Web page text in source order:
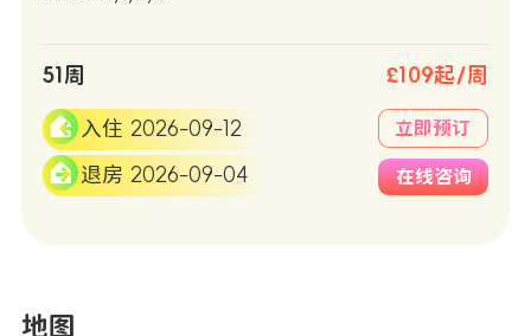
51周 £109起/周
入住 2026-09-12
退房 2026-09-04
立即预订
在线咨询
地图